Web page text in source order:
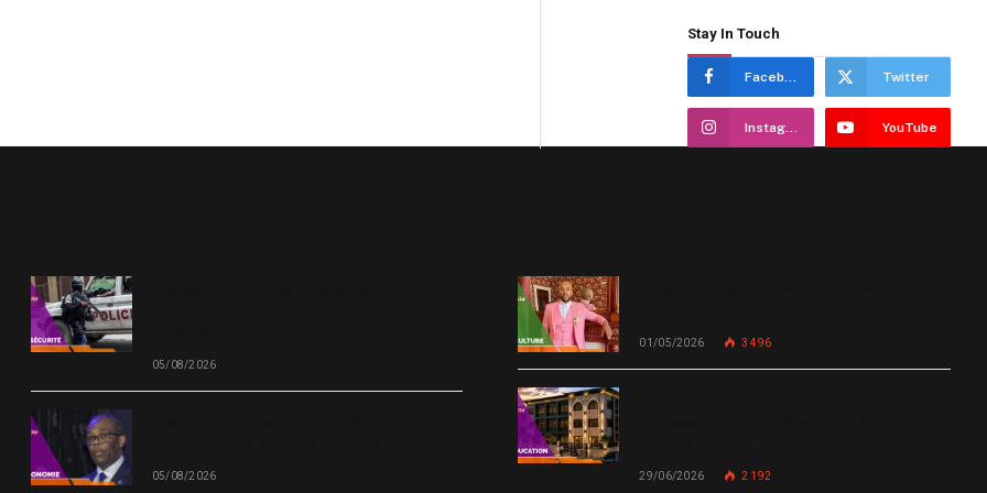
Stay In Touch
Twitter
YouTube
05/08/2026
05/08/2026
01/05/2026 3 496
29/06/2026 2 192